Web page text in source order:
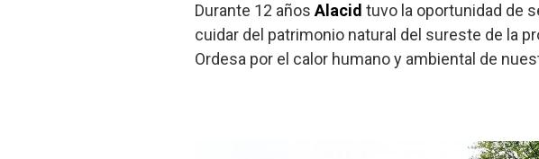
Durante 12 años Alacid tuvo la oportunidad de
cuidar del patrimonio natural del sureste de la
Ordesa por el calor humano y ambiental de